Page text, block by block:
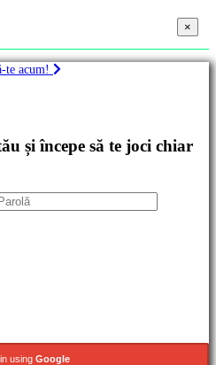
×
te acum!
și începe să te joci chiar
using Google
×
×